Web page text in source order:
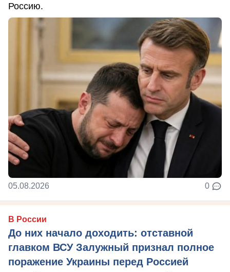
Россию.
05.08.2026 0
В России
До них начало доходить: отставной
главком ВСУ Залужный признал полное
поражение Украины перед Россией